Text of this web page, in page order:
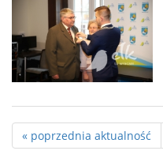
« poprzednia aktualność